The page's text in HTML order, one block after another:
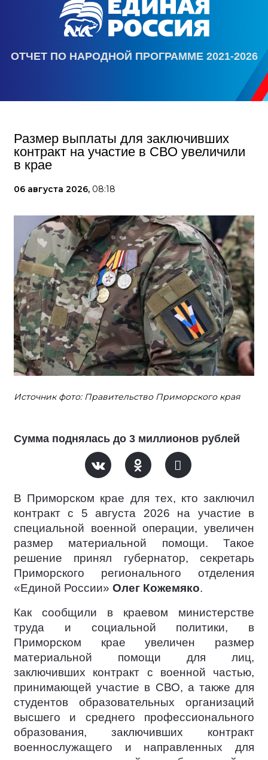
ОТЧЕТ ПО НАРОДНОЙ ПРОГРАММЕ 2021-2026
Размер выплаты для заключивших
контракт на участие в СВО увеличили
в крае
06 августа 2026, 08:18
Источник фото: Правительство Приморского края
Сумма поднялась до 3 миллионов рублей
В Приморском крае для тех, кто заключил
контракт c 5 августа 2026 на участие в
специальной военной операции, увеличен
размер материальной помощи. Такое
решение принял губернатор, секретарь
Приморского регионального отделения
«Единой России» Олег Кожемяко.
Как сообщили в краевом министерстве
труда и социальной политики, в
Приморском крае увеличен размер
материальной помощи для лиц,
заключивших контракт с военной частью,
принимающей участие в СВО, а также для
студентов образовательных организаций
высшего и среднего профессионального
образования, заключивших контракт
военнослужащего и направленных для